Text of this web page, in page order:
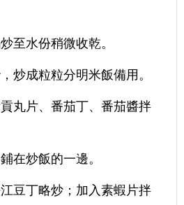
至水份稍微收乾。
炒成粒粒分明米飯備用。
丸片、番茄丁、番茄醬拌
在炒飯的一邊。
豆丁略炒；加入素蝦片拌